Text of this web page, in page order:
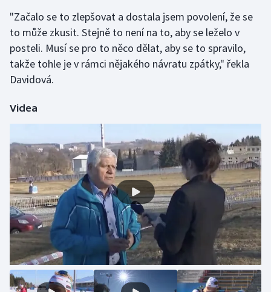
Triatlon
Veslování
Volejbal
Ostatní
"Začalo se to zlepšovat a dostala jsem povolení, že se
to může zkusit. Stejně to není na to, aby se leželo v
posteli. Musí se pro to něco dělat, aby se to spravilo,
takže tohle je v rámci nějakého návratu zpátky," řekla
Davidová.
Videa